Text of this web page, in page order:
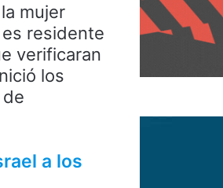
mujer
residente
verificaran
los
a los